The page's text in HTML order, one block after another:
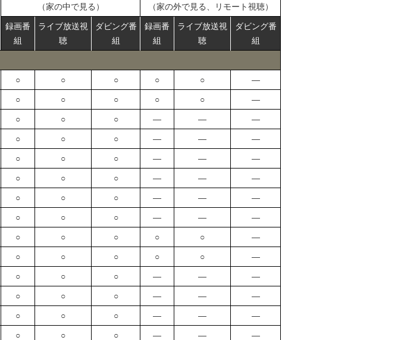
（家の中で見る）
（家の外で見る、リモート視聴）
録画番
組
ライブ放送視
聴
ダビング番
組
録画番
組
ライブ放送視
聴
ダビング番
組
○ ○ ○ ○ ○ ―
○ ○ ○ ○ ○ ―
○ ○ ○ ― ― ―
○ ○ ○ ― ― ―
○ ○ ○ ― ― ―
○ ○ ○ ― ― ―
○ ○ ○ ― ― ―
○ ○ ○ ― ― ―
○ ○ ○ ○ ○ ―
○ ○ ○ ○ ○ ―
○ ○ ○ ― ― ―
○ ○ ○ ― ― ―
○ ○ ○ ― ― ―
○ ○ ○ ― ― ―